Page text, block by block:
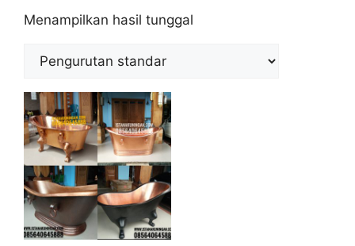
Menampilkan hasil tunggal